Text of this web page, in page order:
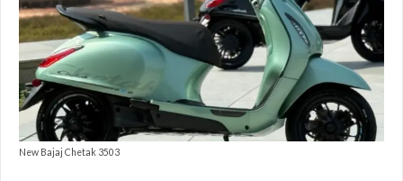
New Bajaj Chetak 3503